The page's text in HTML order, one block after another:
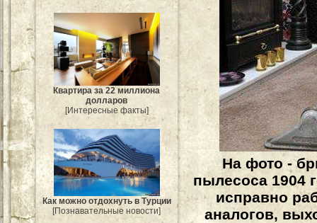
Квартира за 22 миллиона
долларов
[Интересные факты]
Как можно отдохнуть в Турции
[Познавательные новости]
На фото -
пылесоса 1904
исправно
аналогов,